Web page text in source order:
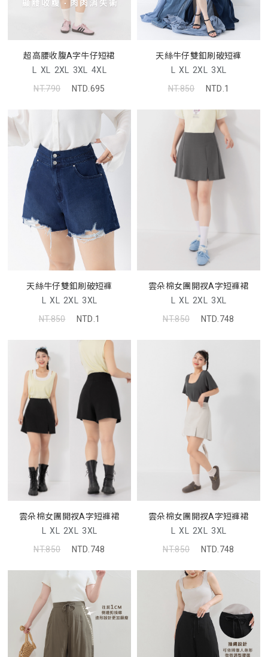
超高腰收腹A字牛仔短裙
L XL 2XL 3XL 4XL
NT.790
NTD.695
天絲牛仔雙釦刷破短褲
L XL 2XL 3XL
NT.850
NTD.1
天絲牛仔雙釦刷破短褲
L XL 2XL 3XL
NT.850
NTD.1
雲朵棉女團開衩A字短褲裙
L XL 2XL 3XL
NT.850
NTD.748
雲朵棉女團開衩A字短褲裙
L XL 2XL 3XL
NT.850
NTD.748
雲朵棉女團開衩A字短褲裙
L XL 2XL 3XL
NT.850
NTD.748